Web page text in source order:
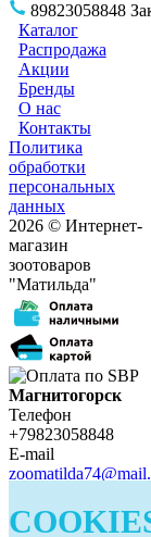
89823058848
Каталог
Распродажа
Акции
Бренды
О нас
Контакты
Политика
обработки
персональных
данных
2026 © Интернет-
магазин
зоотоваров
"Матильда"
Магнитогорск
Телефон
+79823058848
E-mail
Телефон
+79823058848